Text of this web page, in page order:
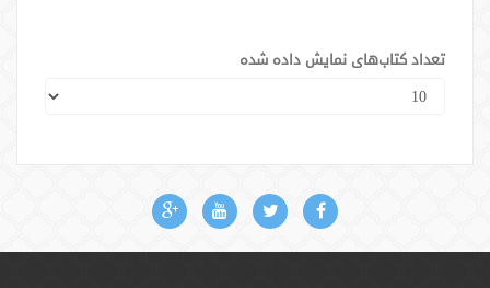
تعداد کتاب‌های نمایش داده شده